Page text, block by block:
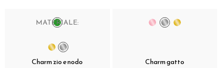
MATERIALE:
Charm zio e nodo
Charm gatto